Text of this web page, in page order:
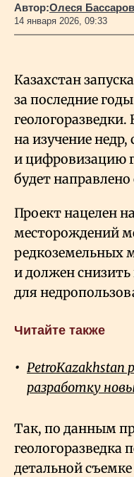
О нас
Все новости
Автор:Олеся
14 января 2026, 09:33
Казахстан
за последние
геологоразведки.
на изучение недр,
и цифровизацию
будет
Проект нацелен
месторождений
редкоземельных
и должен
для
Читайте также
PetroKazakhstan
разработку
Так, по данным
геологоразведка
детальной